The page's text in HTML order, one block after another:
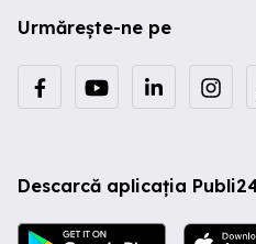
Urmărește-ne pe
Descarcă aplicația